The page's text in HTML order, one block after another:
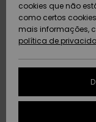
AJUDA
SUSTAINABILITY
cookies que não
como certos
mais informações,
política de